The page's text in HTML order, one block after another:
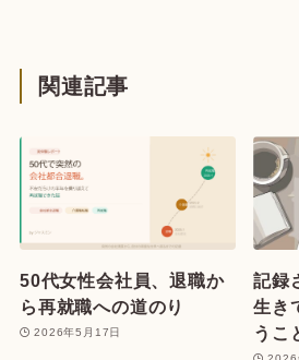
関連記事
50代女性会社員、退職か
ら再就職への道のり
2026年5月17日
記録
生き
うこ